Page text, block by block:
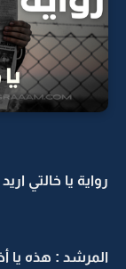
رواية يا خالتي
المرشد : هذه يا